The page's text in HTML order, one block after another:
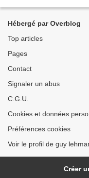
Hébergé par Overblog
Top articles
Pages
Contact
Signaler un abus
C.G.U.
Cookies et données
Préférences cookies
Voir le profil de guy
Créer